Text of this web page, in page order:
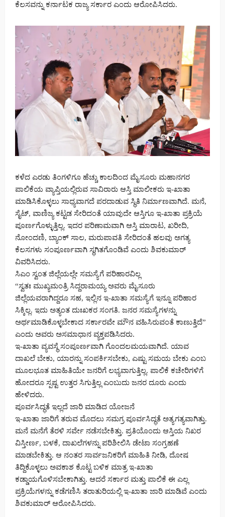
ಕೆಲಸವನ್ನು ಕರ್ನಾಟಕ ರಾಜ್ಯ ಸರ್ಕಾರ ಎಂದು ಆರೋಪಿಸಿದರು.
ಕಳೆದ ಎರಡು ತಿಂಗಳಿಗೂ ಹೆಚ್ಚು ಕಾಲದಿಂದ ಮೈಸೂರು ಮಹಾನಗರ
ಪಾಲಿಕೆಯ ವ್ಯಾಪ್ತಿಯಲ್ಲಿರುವ ಸಾವಿರಾರು ಆಸ್ತಿ ಮಾಲೀಕರು ಇ-ಖಾತಾ
ಮಾಡಿಸಿಕೊಳ್ಳಲು ಸಾಧ್ಯವಾಗದೆ ಪರದಾಡುವ ಸ್ಥಿತಿ ನಿರ್ಮಾಣವಾಗಿದೆ. ಮನೆ,
ಸೈಟ್, ವಾಣಿಜ್ಯ ಕಟ್ಟಡ ಸೇರಿದಂತೆ ಯಾವುದೇ ಆಸ್ತಿಗೂ ಇ-ಖಾತಾ ಪ್ರಕ್ರಿಯೆ
ಪೂರ್ಣಗೊಳ್ಳುತ್ತಿಲ್ಲ. ಇದರ ಪರಿಣಾಮವಾಗಿ ಆಸ್ತಿ ಮಾರಾಟ, ಖರೀದಿ,
ನೋಂದಣಿ, ಬ್ಯಾಂಕ್ ಸಾಲ, ಮರುಪಾವತಿ ಸೇರಿದಂತೆ ಹಲವು ಅಗತ್ಯ
ಕೆಲಸಗಳು ಸಂಪೂರ್ಣವಾಗಿ ಸ್ಥಗಿತಗೊಂಡಿವೆ ಎಂದು ಶಿವಕುಮಾರ್
ವಿವರಿಸಿದರು.
ಸಿಎಂ ಸ್ವಂತ ಜಿಲ್ಲೆಯಲ್ಲೇ ಸಮಸ್ಯೆಗೆ ಪರಿಹಾರವಿಲ್ಲ
“ಸ್ವತಃ ಮುಖ್ಯಮಂತ್ರಿ ಸಿದ್ದರಾಮಯ್ಯ ಅವರು ಮೈಸೂರು
ಜಿಲ್ಲೆಯವರಾಗಿದ್ದರೂ ಸಹ, ಇಲ್ಲಿನ ಇ-ಖಾತಾ ಸಮಸ್ಯೆಗೆ ಇನ್ನೂ ಪರಿಹಾರ
ಸಿಕ್ಕಿಲ್ಲ. ಇದು ಅತ್ಯಂತ ದುಃಖಕರ ಸಂಗತಿ. ಜನರ ಸಮಸ್ಯೆಗಳನ್ನು
ಅರ್ಥಮಾಡಿಕೊಳ್ಳಬೇಕಾದ ಸರ್ಕಾರವೇ ಮೌನ ವಹಿಸಿರುವಂತೆ ಕಾಣುತ್ತಿದೆ”
ಎಂದು ಅವರು ಅಸಮಾಧಾನ ವ್ಯಕ್ತಪಡಿಸಿದರು.
ಇ-ಖಾತಾ ವ್ಯವಸ್ಥೆ ಸಂಪೂರ್ಣವಾಗಿ ಗೊಂದಲಮಯವಾಗಿದೆ. ಯಾವ
ದಾಖಲೆ ಬೇಕು, ಯಾರನ್ನು ಸಂಪರ್ಕಿಸಬೇಕು, ಎಷ್ಟು ಸಮಯ ಬೇಕು ಎಂಬ
ಮೂಲಭೂತ ಮಾಹಿತಿಯೇ ಜನರಿಗೆ ಲಭ್ಯವಾಗುತ್ತಿಲ್ಲ. ಪಾಲಿಕೆ ಕಚೇರಿಗಳಿಗೆ
ಹೋದರೂ ಸ್ಪಷ್ಟ ಉತ್ತರ ಸಿಗುತ್ತಿಲ್ಲ ಎಂಬುದು ಜನರ ದೂರು ಎಂದು
ಹೇಳಿದರು.
ಪೂರ್ವಸಿದ್ಧತೆ ಇಲ್ಲದೆ ಜಾರಿ ಮಾಡಿದ ಯೋಜನೆ
ಇ-ಖಾತಾ ಜಾರಿಗೆ ತರುವ ಮೊದಲು ಸಮಗ್ರ ಪೂರ್ವಸಿದ್ಧತೆ ಅತ್ಯಗತ್ಯವಾಗಿತ್ತು.
ಮನೆ ಮನೆಗೆ ತೆರಳಿ ಸರ್ವೇ ನಡೆಸಬೇಕಿತ್ತು. ಪ್ರತಿಯೊಂದು ಆಸ್ತಿಯ ನಿಖರ
ವಿಸ್ತೀರ್ಣ, ಬಳಕೆ, ದಾಖಲೆಗಳನ್ನು ಪರಿಶೀಲಿಸಿ ಡೇಟಾ ಸಂಗ್ರಹಣೆ
ಮಾಡಬೇಕಿತ್ತು. ಆ ನಂತರ ಸಾರ್ವಜನಿಕರಿಗೆ ಮಾಹಿತಿ ನೀಡಿ, ದೋಷ
ತಿದ್ದಿಕೊಳ್ಳಲು ಅವಕಾಶ ಕೊಟ್ಟ ಬಳಿಕ ಮಾತ್ರ ಇ-ಖಾತಾ
ಕಡ್ಡಾಯಗೊಳಿಸಬೇಕಾಗಿತ್ತು. ಆದರೆ ಸರ್ಕಾರ ಮತ್ತು ಪಾಲಿಕೆ ಈ ಎಲ್ಲ
ಪ್ರಕ್ರಿಯೆಗಳನ್ನು ಕಡೆಗಣಿಸಿ ತರಾತುರಿಯಲ್ಲಿ ಇ-ಖಾತಾ ಜಾರಿ ಮಾಡಿವೆ ಎಂದು
ಶಿವಕುಮಾರ್ ಆರೋಪಿಸಿದರು.